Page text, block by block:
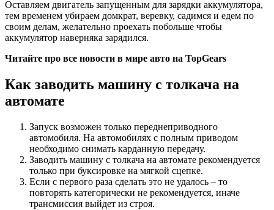
Оставляем двигатель запущенным для зарядки аккумулятора,
тем временем убираем домкрат, веревку, садимся и едем по
своим делам, желательно проехать побольше чтобы
аккумулятор наверняка зарядился.
Читайте про все новости в мире авто на TopGears
Как заводить машину с толкача на
автомате
Запуск возможен только переднеприводного
автомобиля. На автомобилях с полным приводом
необходимо снимать карданную передачу.
Заводить машину с толкача на автомате рекомендуется
только при буксировке на мягкой сцепке.
Если с первого раза сделать это не удалось – то
повторять категорически не рекомендуется, иначе
трансмиссия выйдет из строя.